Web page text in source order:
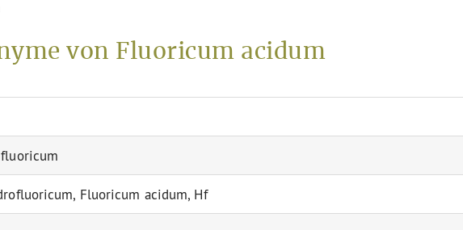
von Fluoricum acidum
Fluoricum acidum, Hf